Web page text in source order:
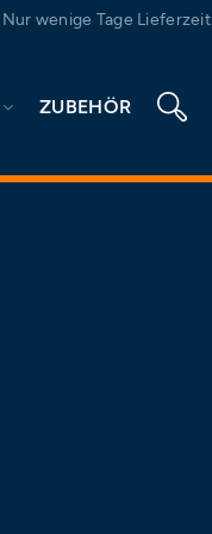
Nur wenige Tage Lieferzeit
ZUBEHÖR